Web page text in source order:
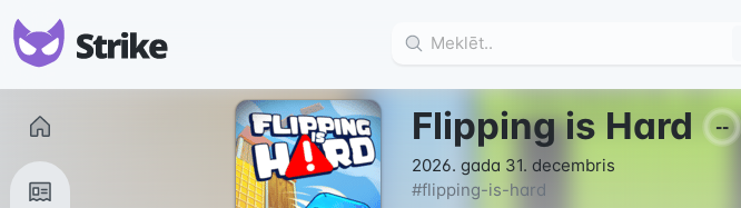
Flipping is Hard --
2026. gada 31. decembris
#flipping-is-hard